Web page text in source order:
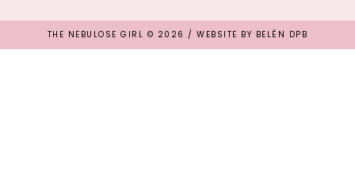
THE NEBULOSE GIRL © 2026 / WEBSITE BY BELÉN DPB